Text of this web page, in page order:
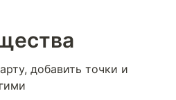
добавить точки и